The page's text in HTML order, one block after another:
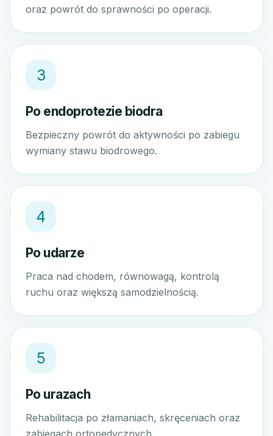
oraz powrót do sprawności po operacji.
3
Po endoprotezie biodra
Bezpieczny powrót do aktywności po zabiegu
wymiany stawu biodrowego.
4
Po udarze
Praca nad chodem, równowagą, kontrolą
ruchu oraz większą samodzielnością.
5
Po urazach
Rehabilitacja po złamaniach, skręceniach oraz
zabiegach ortopedycznych.